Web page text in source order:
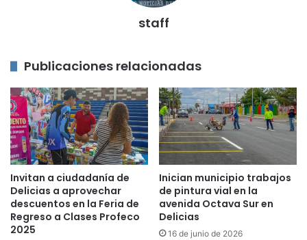
staff
Publicaciones relacionadas
Invitan a ciudadanía de
Delicias a aprovechar
descuentos en la Feria de
Regreso a Clases Profeco
2025
Inician municipio trabajos
de pintura vial en la
avenida Octava Sur en
Delicias
16 de junio de 2026